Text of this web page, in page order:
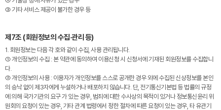
③ 기타 서비스 제공이 불가한 경우 등
제7조 (회원정보의 수집·관리 등)
1. 회원정보는 다음 각 호와 같이 수집, 사용 관리됩니다.
① 개인정보의 수집 : 본 약관에 동의하여 이용신청 시 신청서에 기재된 회원정보를 수집합니
다.
② 개인정보의 사용 : 이용자가 개인정보를 스스로 공개한 경우 외에 수집된 신상정보를 본인
의 승낙 없이 제3자에게 누설하거나 배포하지 않습니다. 단, 전기통신기본법 등 법률의 규정
에 의해 국가기관의 요구 가 있는 경우, 범죄에 대한 수사상의 목적이 있거나 정보통신윤리 위
원회의 요청이 있는 경우, 기타 관계 법령에서 정한 절차에 따른 요청이 있는 경우, 타 유관기